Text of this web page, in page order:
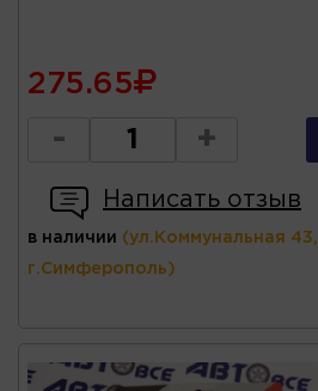
275.65
- +
Написать отзыв
в наличии (ул.Коммунальная 43,
г.Симферополь)